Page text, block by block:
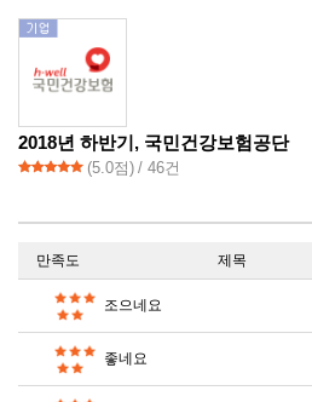
2018년 하반기, 국민건강보험공단
(5.0점) / 46건
만족도 제목
조으네요
좋네요